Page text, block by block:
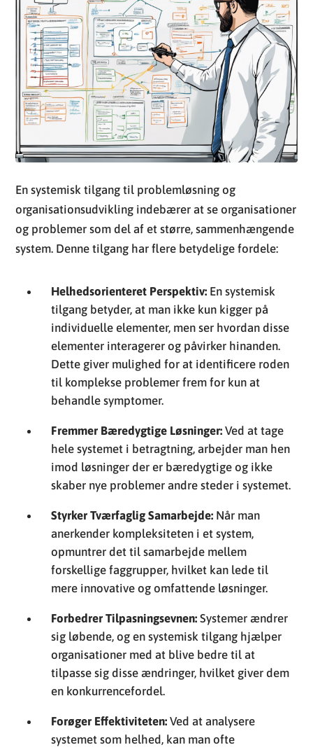
En systemisk tilgang til problemløsning og
organisationsudvikling indebærer at se organisationer
og problemer som del af et større, sammenhængende
system. Denne tilgang har flere betydelige fordele:
Helhedsorienteret Perspektiv: En systemisk
tilgang betyder, at man ikke kun kigger på
individuelle elementer, men ser hvordan disse
elementer interagerer og påvirker hinanden.
Dette giver mulighed for at identificere roden
til komplekse problemer frem for kun at
behandle symptomer.
Fremmer Bæredygtige Løsninger: Ved at tage
hele systemet i betragtning, arbejder man hen
imod løsninger der er bæredygtige og ikke
skaber nye problemer andre steder i systemet.
Styrker Tværfaglig Samarbejde: Når man
anerkender kompleksiteten i et system,
opmuntrer det til samarbejde mellem
forskellige faggrupper, hvilket kan lede til
mere innovative og omfattende løsninger.
Forbedrer Tilpasningsevnen: Systemer ændrer
sig løbende, og en systemisk tilgang hjælper
organisationer med at blive bedre til at
tilpasse sig disse ændringer, hvilket giver dem
en konkurrencefordel.
Forøger Effektiviteten: Ved at analysere
systemet som helhed, kan man ofte